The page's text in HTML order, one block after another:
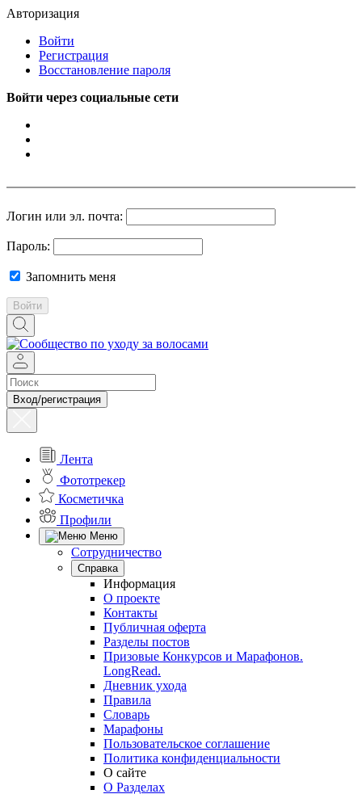
Авторизация
Войти
Регистрация
Восстановление пароля
Войти через социальные сети
Логин или эл. почта:
Пароль:
Запомнить меня
Войти
Вход/регистрация
Лента
Фототрекер
Косметичка
Профили
Меню
Сотрудничество
Справка
Информация
О проекте
Контакты
Публичная оферта
Разделы постов
Призовые Конкурсов и Марафонов.
LongRead.
Дневник ухода
Правила
Словарь
Марафоны
Пользовательское соглашение
Политика конфиденциальности
О сайте
О Разделах